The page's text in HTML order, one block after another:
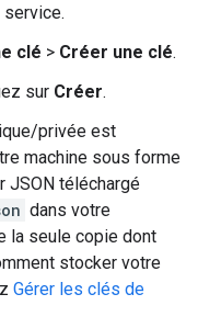
clé > Créer une clé.
sur Créer.
privée est
machine sous forme
JSON téléchargé
dans votre
la seule copie dont
stocker votre
Gérer les clés de